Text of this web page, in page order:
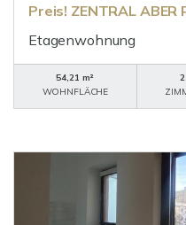
Preis! ZENTRAL ABER
Etagenwohnung
54,21 m²
WOHNFLÄCHE
2